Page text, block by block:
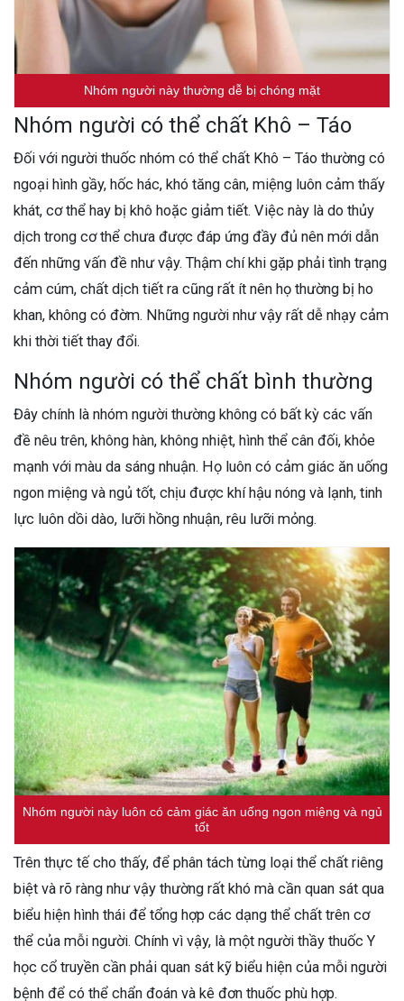
Nhóm người này thường dễ bị chóng mặt
Nhóm người có thể chất Khô – Táo
Đối với người thuốc nhóm có thể chất Khô – Táo thường có
ngoại hình gầy, hốc hác, khó tăng cân, miệng luôn cảm thấy
khát, cơ thể hay bị khô hoặc giảm tiết. Việc này là do thủy
dịch trong cơ thể chưa được đáp ứng đầy đủ nên mới dẫn
đến những vấn đề như vậy. Thậm chí khi gặp phải tình trạng
cảm cúm, chất dịch tiết ra cũng rất ít nên họ thường bị ho
khan, không có đờm. Những người như vậy rất dễ nhạy cảm
khi thời tiết thay đổi.
Nhóm người có thể chất bình thường
Đây chính là nhóm người thường không có bất kỳ các vấn
đề nêu trên, không hàn, không nhiệt, hình thể cân đối, khỏe
mạnh với màu da sáng nhuận. Họ luôn có cảm giác ăn uống
ngon miệng và ngủ tốt, chịu được khí hậu nóng và lạnh, tinh
lực luôn dồi dào, lưỡi hồng nhuận, rêu lưỡi mỏng.
Nhóm người này luôn có cảm giác ăn uống ngon miệng và ngủ
tốt
Trên thực tế cho thấy, để phân tách từng loại thể chất riêng
biệt và rõ ràng như vậy thường rất khó mà cần quan sát qua
biểu hiện hình thái để tổng hợp các dạng thể chất trên cơ
thể của mỗi người. Chính vì vậy, là một người thầy thuốc Y
học cổ truyền cần phải quan sát kỹ biểu hiện của mỗi người
bệnh để có thể chẩn đoán và kê đơn thuốc phù hợp.